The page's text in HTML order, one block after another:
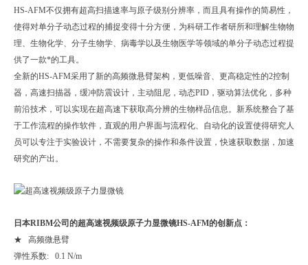
HS-AFM不仅拥有超高扫描速率与原子级别分辨率，而且具有操作的简易性，
使得对单分子动态过程的捕捉变得十分方便，为科研工作者研所和理解生物物
理、生物化学、分子生物学、病毒学以及生物医学等领域的单分子动态过程提
供了一款*的工具。
全新的HS-AFM采用了新的高频微悬臂架构，更低噪音、更高稳定性的2控制
器，高速扫描器，缓冲防震设计，主动阻尼，动态PID，驱动算法优化，多种
前沿技术，可以实现在超高速下获取高分辨的生物样品信息。新系统整合了基
于工作流程的操作软件，直观的用户界面与流程化、自动化的设置使得研究人
员可以专注于实验设计，不需要复杂的操作和条件设置，快速获取数据，加速
研究的产出。
日本RIBM公司的超高速视频级原子力显微镜HS-AFM的创新点：
★ 高频微悬臂
弹性系数: 0.1 N/m